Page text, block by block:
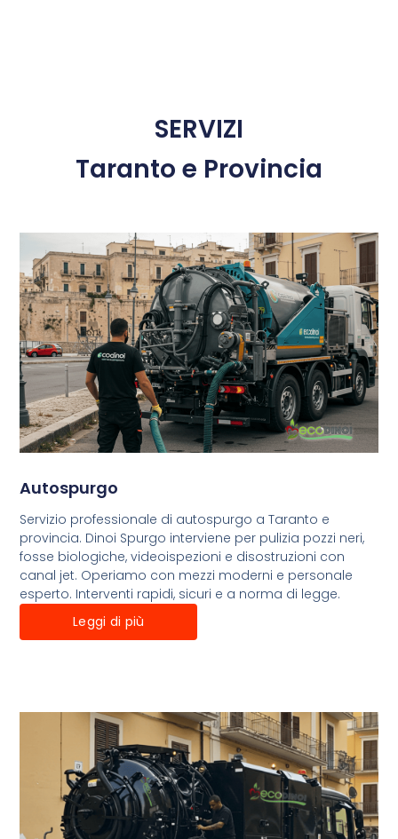
SERVIZI
Taranto e Provincia
Autospurgo
Servizio professionale di autospurgo a Taranto e
provincia. Dinoi Spurgo interviene per pulizia pozzi neri,
fosse biologiche, videoispezioni e disostruzioni con
canal jet. Operiamo con mezzi moderni e personale
esperto. Interventi rapidi, sicuri e a norma di legge.
Leggi di più